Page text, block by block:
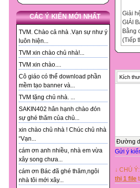
CÁC Ý KIẾN MỚI NHẤT
TVM. Chào cả nhà .Vạn sự như ý
luôn hiện...
TVM xin chào chủ nhà!...
TVM xin chào....
Cô giáo có thể download phần
mềm tạo banner và...
TVM tặng chủ nhà. ...
SAKIN402 hân hạnh chào đón
sự ghé thăm của chủ...
xin chào chủ nhà ! Chúc chủ nhà
“Vạn...
cám ơn anh nhiều, nhà em vừa
xây song chưa...
cám ơn Bác đã ghé thăm,ngôi
nhà tôi mới xây...
Giải
GIẢI
Bằng
(Tiếp
Hai
làm
Đôi A
Hỏi
Nếu
Gọi
Trong
Đội B
Kích
Đường
Gửi ý
↓ CHÚ
thị 1 file